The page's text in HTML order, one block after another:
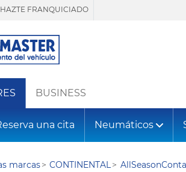
HAZTE FRANQUICIADO
BUSINESS
una cita Neumáticos
marcas CONTINENTAL